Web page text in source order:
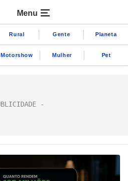
Menu
Rural Gente Planeta
Motorshow Mulher Pet